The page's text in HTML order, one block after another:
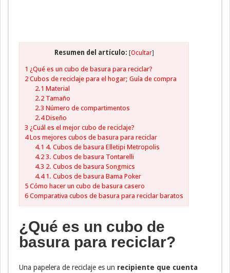
Resumen del artículo: [Ocultar]
1 ¿Qué es un cubo de basura para reciclar?
2 Cubos de reciclaje para el hogar; Guía de compra
2.1 Material
2.2Tamaño
2.3 Número de compartimentos
2.4Diseño
3 ¿Cuál es el mejor cubo de reciclaje?
4Los mejores cubos de basura para reciclar
4.1 4. Cubos de basura Elletipi Metropolis
4.23. Cubos de basura Tontarelli
4.3 2. Cubos de basura Songmics
4.41. Cubos de basura Bama Poker
5 Cómo hacer un cubo de basura casero
6 Comparativa cubos de basura para reciclar baratos
¿Qué es un cubo de
basura para reciclar?
Una papelera de reciclaje es un recipiente que cuenta